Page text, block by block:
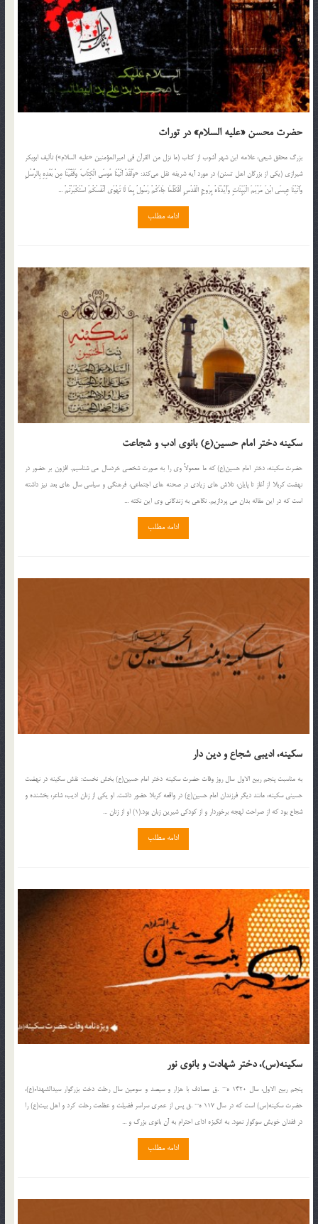
حضرت محسن «علیه السلام» در تورات
بزرگ محقق شیعی، علامه ابن شهر آشوب از کتاب (ما نزل من القرآن فی امیرالمؤمنین «علیه السلام») تألیف ابوبکر
شیرازی (یکی از بزرگان اهل تسنن) در مورد آیه شریفه نقل می‌کند: «وَلَقَدْ آتَيْنَا مُوسَى الْكِتَابَ وَقَفَّيْنَا مِنْ بَعْدِهِ بِالرُّسُلِ
وَآتَيْنَا عِيسَى ابْنَ مَرْيَمَ الْبَيِّنَاتِ وَأَيَّدْنَاهُ بِرُوحِ الْقُدُسِ أَفَكُلَّمَا جَاءَكُمْ رَسُولٌ بِمَا لَا تَهْوَى أَنْفُسُكُمُ اسْتَكْبَرْتُمْ ...
ادامه مطلب
سکینه دختر امام حسین(ع) بانوی ادب و شجاعت
حضرت سکینه، دختر امام حسین(ع) که ما معمولاً وی را به صورت شخصی خردسال می شناسیم. افزون بر حضور در
نهضت کربلا از آغاز تا پایان، تلاش های زیادی در صحنه های اجتماعی، فرهنگی و سیاسی سال های بعد نیز داشته
است که در این مقاله بدان می پردازیم. نگاهی به زندگانی وی این نکته ...
ادامه مطلب
سکینه، ادیبی شجاع و دین دار
به مناسبت پنجم ربیع الاول سال روز وفات حضرت سکینه دختر امام حسین(ع) بخش نخست: نقش سکینه در نهضت
حسینی سکینه، مانند دیگر فرزندان امام حسین(ع) در واقعه کربلا حضور داشت. او یکی از زنان ادیب، شاعر، بخشنده و
شجاع بود که از صراحت لهجه برخوردار و از کودکی شیرین زبان بود.(1) او از زنان ...
ادامه مطلب
سکینه(س)، دختر شهادت و بانوی نور
پنجم ربیع الاول، سال 1420 ه··· .ق مصادف با هزار و سیصد و سومین سال رحلت دخت بزرگوار سیدالشهداء(ع)،
حضرت سکینه(س) است که در سال 117 ه··· .ق پس از عمری سراسر فضیلت و عظمت رحلت کرد و اهل بیت(ع) را
در فقدان خویش سوگوار نمود. به انگیزه ادای احترام به آن بانوی بزرگ و ...
ادامه مطلب